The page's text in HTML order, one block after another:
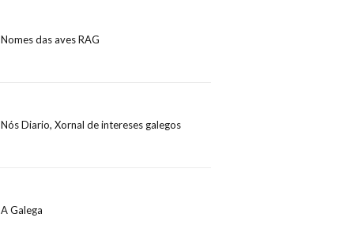
Nomes das aves RAG
Nós Diario, Xornal de intereses galegos
A Galega